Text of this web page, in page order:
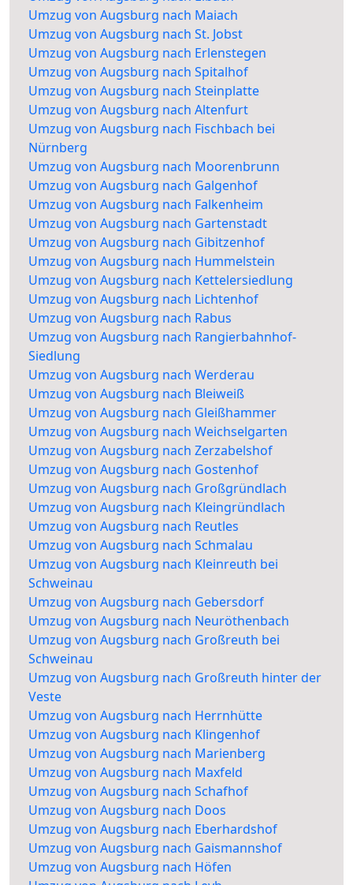
Umzug von Augsburg nach Maiach
Umzug von Augsburg nach St. Jobst
Umzug von Augsburg nach Erlenstegen
Umzug von Augsburg nach Spitalhof
Umzug von Augsburg nach Steinplatte
Umzug von Augsburg nach Altenfurt
Umzug von Augsburg nach Fischbach bei
Nürnberg
Umzug von Augsburg nach Moorenbrunn
Umzug von Augsburg nach Galgenhof
Umzug von Augsburg nach Falkenheim
Umzug von Augsburg nach Gartenstadt
Umzug von Augsburg nach Gibitzenhof
Umzug von Augsburg nach Hummelstein
Umzug von Augsburg nach Kettelersiedlung
Umzug von Augsburg nach Lichtenhof
Umzug von Augsburg nach Rabus
Umzug von Augsburg nach Rangierbahnhof-
Siedlung
Umzug von Augsburg nach Werderau
Umzug von Augsburg nach Bleiweiß
Umzug von Augsburg nach Gleißhammer
Umzug von Augsburg nach Weichselgarten
Umzug von Augsburg nach Zerzabelshof
Umzug von Augsburg nach Gostenhof
Umzug von Augsburg nach Großgründlach
Umzug von Augsburg nach Kleingründlach
Umzug von Augsburg nach Reutles
Umzug von Augsburg nach Schmalau
Umzug von Augsburg nach Kleinreuth bei
Schweinau
Umzug von Augsburg nach Gebersdorf
Umzug von Augsburg nach Neuröthenbach
Umzug von Augsburg nach Großreuth bei
Schweinau
Umzug von Augsburg nach Großreuth hinter der
Veste
Umzug von Augsburg nach Herrnhütte
Umzug von Augsburg nach Klingenhof
Umzug von Augsburg nach Marienberg
Umzug von Augsburg nach Maxfeld
Umzug von Augsburg nach Schafhof
Umzug von Augsburg nach Doos
Umzug von Augsburg nach Eberhardshof
Umzug von Augsburg nach Gaismannshof
Umzug von Augsburg nach Höfen